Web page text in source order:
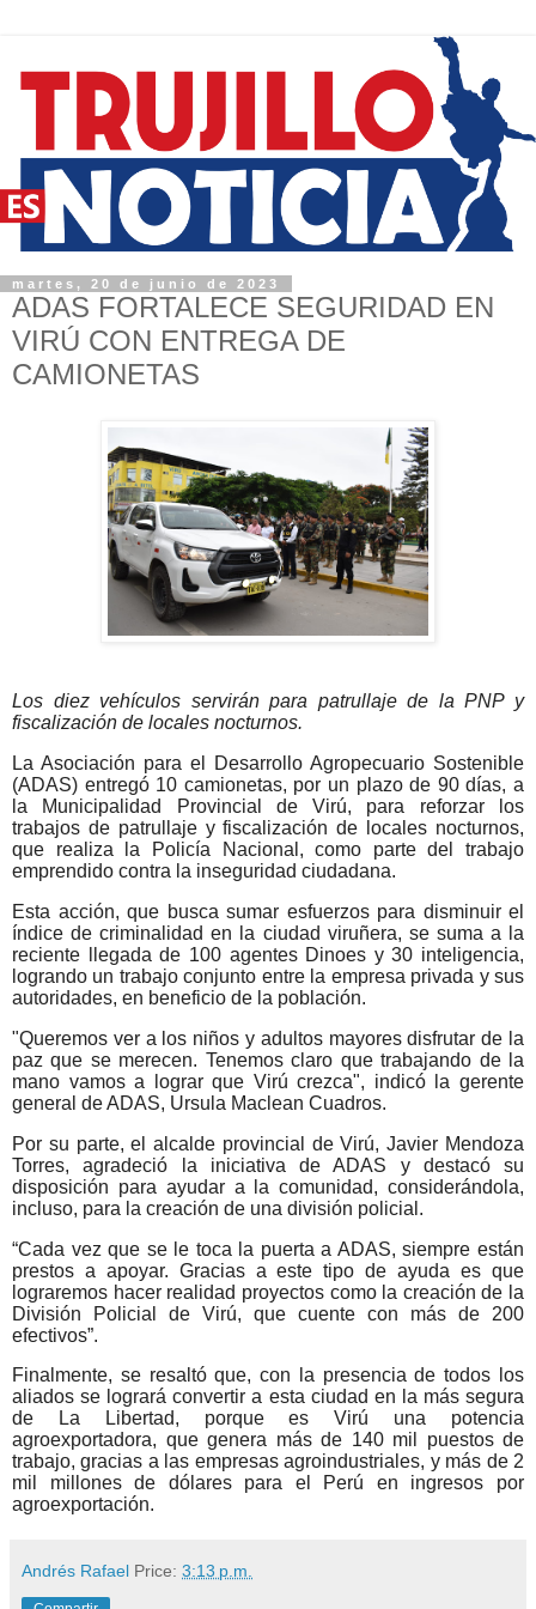
martes, 20 de junio de 2023
ADAS FORTALECE SEGURIDAD EN
VIRÚ CON ENTREGA DE
CAMIONETAS
Los diez vehículos servirán para patrullaje de la PNP y
fiscalización de locales nocturnos.
La Asociación para el Desarrollo Agropecuario Sostenible
(ADAS) entregó 10 camionetas, por un plazo de 90 días, a
la Municipalidad Provincial de Virú, para reforzar los
trabajos de patrullaje y fiscalización de locales nocturnos,
que realiza la Policía Nacional, como parte del trabajo
emprendido contra la inseguridad ciudadana.
Esta acción, que busca sumar esfuerzos para disminuir el
índice de criminalidad en la ciudad viruñera, se suma a la
reciente llegada de 100 agentes Dinoes y 30 inteligencia,
logrando un trabajo conjunto entre la empresa privada y sus
autoridades, en beneficio de la población.
"Queremos ver a los niños y adultos mayores disfrutar de la
paz que se merecen. Tenemos claro que trabajando de la
mano vamos a lograr que Virú crezca", indicó la gerente
general de ADAS, Ursula Maclean Cuadros.
Por su parte, el alcalde provincial de Virú, Javier Mendoza
Torres, agradeció la iniciativa de ADAS y destacó su
disposición para ayudar a la comunidad, considerándola,
incluso, para la creación de una división policial.
“Cada vez que se le toca la puerta a ADAS, siempre están
prestos a apoyar. Gracias a este tipo de ayuda es que
lograremos hacer realidad proyectos como la creación de la
División Policial de Virú, que cuente con más de 200
efectivos”.
Finalmente, se resaltó que, con la presencia de todos los
aliados se logrará convertir a esta ciudad en la más segura
de La Libertad, porque es Virú una potencia
agroexportadora, que genera más de 140 mil puestos de
trabajo, gracias a las empresas agroindustriales, y más de 2
mil millones de dólares para el Perú en ingresos por
agroexportación.
Andrés Rafael Price: 3:13 p.m.